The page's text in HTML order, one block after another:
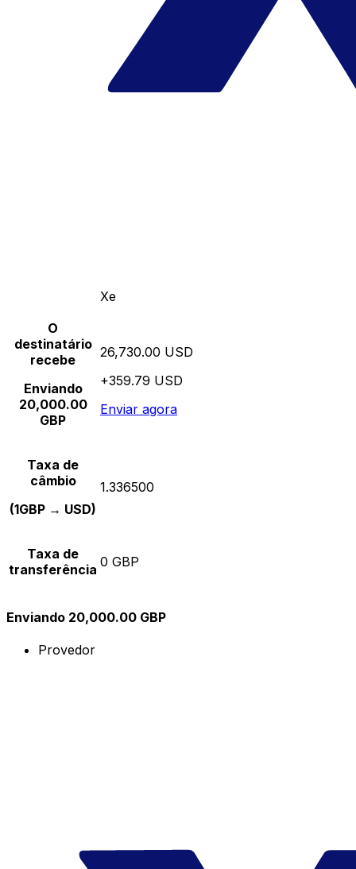
Xe
O
destinatário
recebe
Enviando
20,000.00
GBP
26,730.00 USD
+359.79 USD
Enviar agora
Taxa de
câmbio
(1GBP → USD)
1.336500
Taxa de
transferência 0 GBP
Enviando 20,000.00 GBP
Provedor